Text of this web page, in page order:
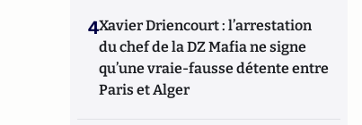
4Xavier Driencourt : l’arrestation
du chef de la DZ Mafia ne signe
qu’une vraie-fausse détente entre
Paris et Alger